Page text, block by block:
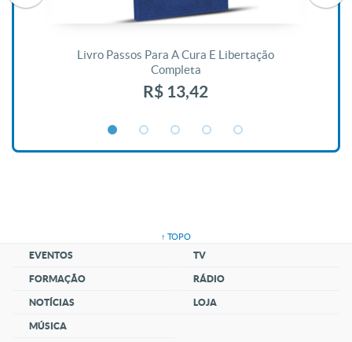
Livro Passos Para A Cura E Libertação
Completa
R$ 13,42
↑ TOPO
EVENTOS
FORMAÇÃO
NOTÍCIAS
MÚSICA
TV
RÁDIO
LOJA